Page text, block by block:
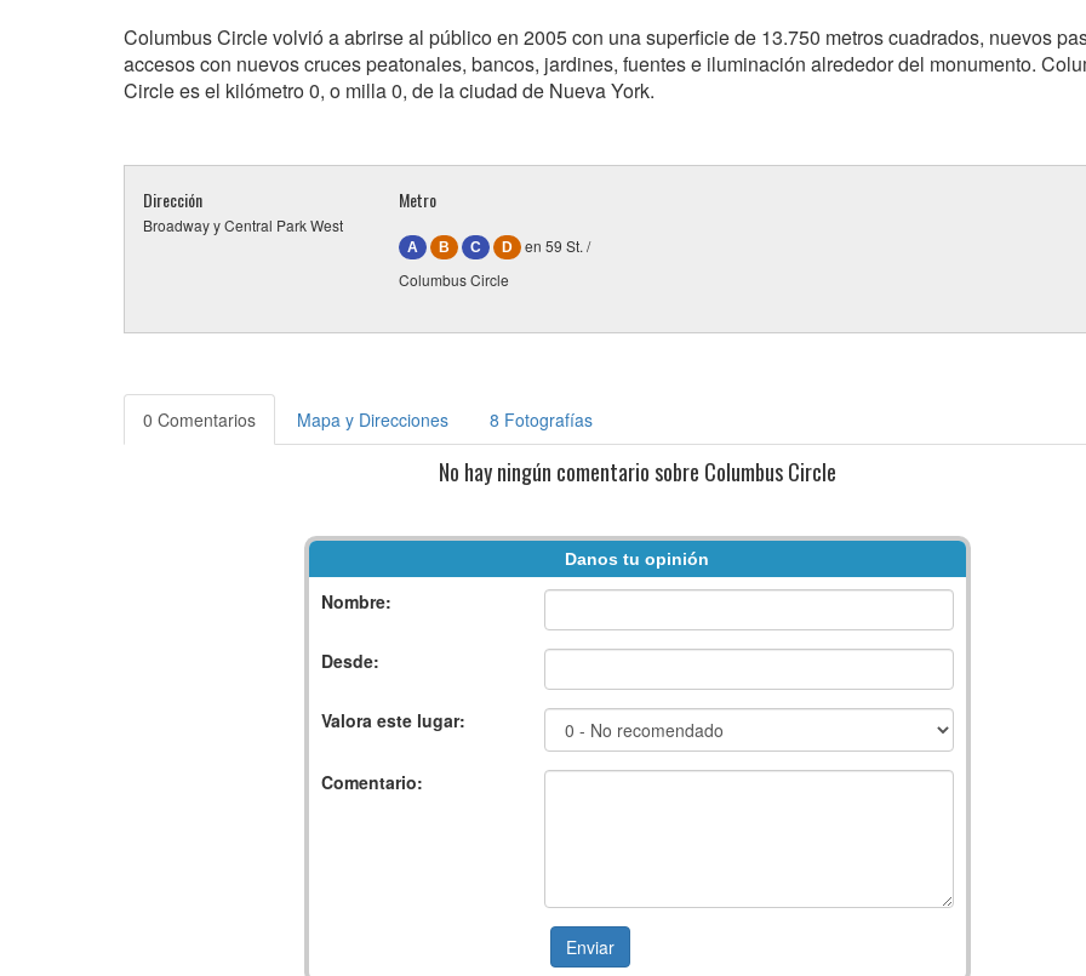
Columbus Circle volvió a abrirse al público en 2005 con una superficie de 13.750 metros cuadrados, nuevos
accesos con nuevos cruces peatonales, bancos, jardines, fuentes e iluminación alrededor del monumento.
Circle es el kilómetro 0, o milla 0, de la ciudad de Nueva York.
Dirección
Broadway y Central Park West
Metro
A B C D
en 59 St. /
Columbus Circle
0 Comentarios Mapa y Direcciones 8 Fotografías
No hay ningún comentario sobre Columbus Circle
Danos tu opinión
Nombre:
Desde:
Valora este lugar:
Comentario: